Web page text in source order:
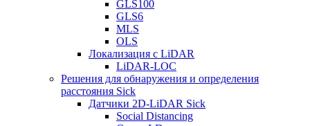
GLS100
GLS6
MLS
OLS
Локализация с LiDAR
LiDAR-LOC
Решения для обнаружения и определения
расстояния Sick
Датчики 2D-LiDAR Sick
Social Distancing